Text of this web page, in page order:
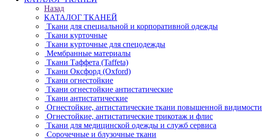
Назад
КАТАЛОГ ТКАНЕЙ
Ткани для специальной и корпоративной одежды
Ткани курточные
Ткани курточные для спецодежды
Мембранные материалы
Ткани Таффета (Taffeta)
Ткани Оксфорд (Oxford)
Ткани огнестойкие
Ткани огнестойкие антистатические
Ткани антистатические
Огнестойкие, антистатические ткани повышенной видимости
Огнестойкие, антистатические трикотаж и флис
Ткани для медицинской одежды и служб сервиса
Сорочечные и блузочные ткани